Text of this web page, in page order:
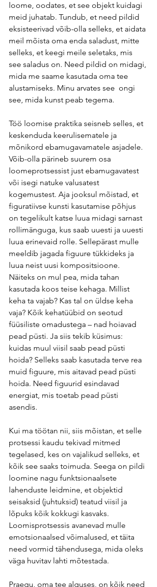
loome, oodates, et see objekt kuidagi
meid juhatab. Tundub, et need pildid
eksisteerivad võib-olla selleks, et aidata
meil mõista oma enda saladust, mitte
selleks, et keegi meile seletaks, mis
see saladus on. Need pildid on midagi,
mida me saame kasutada oma tee
alustamiseks. Minu arvates see  ongi
see, mida kunst peab tegema.
Töö loomise praktika seisneb selles, et
keskenduda keerulisematele ja
mõnikord ebamugavamatele asjadele.
Võib-olla pärineb suurem osa
loomeprotsessist just ebamugavatest
või isegi natuke valusatest
kogemustest. Aja jooksul mõistad, et
figuratiivse kunsti kasutamise põhjus
on tegelikult katse luua midagi sarnast
rollimänguga, kus saab uuesti ja uuesti
luua erinevaid rolle. Sellepärast mulle
meeldib jagada figuure tükkideks ja
luua neist uusi kompositsioone.
Näiteks on mul pea, mida tahan
kasutada koos teise kehaga. Millist
keha ta vajab? Kas tal on üldse keha
vaja? Kõik kehatüübid on seotud
füüsiliste omadustega – nad hoiavad
pead püsti. Ja siis tekib küsimus:
kuidas muul viisil saab pead püsti
hoida? Selleks saab kasutada terve rea
muid figuure, mis aitavad pead püsti
hoida. Need figuurid esindavad
energiat, mis toetab pead püsti
asendis.
Kui ma töötan nii, siis mõistan, et selle
protsessi kaudu tekivad mitmed
tegelased, kes on vajalikud selleks, et
kõik see saaks toimuda. Seega on pildi
loomine nagu funktsionaalsete
lahenduste leidmine, et objektid
seisaksid (juhtuksid) teatud viisil ja
lõpuks kõik kokkugi kasvaks.
Loomisprotsessis avanevad mulle
emotsionaalsed võimalused, et täita
need vormid tähendusega, mida oleks
väga huvitav lahti mõtestada.
Praegu, oma tee alguses, on kõik need